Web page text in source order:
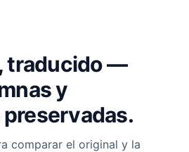
traducido —
y
comparar el original y la